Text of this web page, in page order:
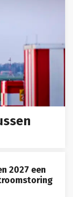
2027 een